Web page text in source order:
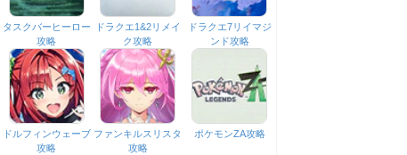
タスクバーヒーロー
攻略
ドラクエ1&2リメイ
ク攻略
ドラクエ7リイマジ
ンド攻略
ドルフィンウェーブ
攻略
ファンキルスリスタ
攻略
ポケモンZA攻略